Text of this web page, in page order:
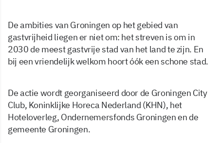
De ambities van Groningen op het gebied van
gastvrijheid liegen er niet om: het streven is om in
2030 de meest gastvrije stad van het land te zijn. En
bij een vriendelijk welkom hoort óók een schone stad.
De actie wordt georganiseerd door de Groningen City
Club, Koninklijke Horeca Nederland (KHN), het
Hoteloverleg, Ondernemersfonds Groningen en de
gemeente Groningen.